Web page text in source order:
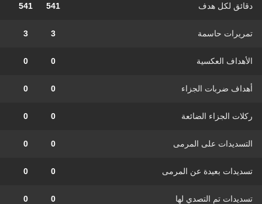
دقائق لكل هدف 541
541
تمريرات حاسمة 3
3
الأهداف العكسية 0
0
أهداف ضربات الجزاء 0
0
ركلات الجزاء الضائعة 0
0
التسديدات على المرمى 0
0
تسديدات بعيدة عن المرمى 0
0
تسديدات تم التصدي لها 0
0